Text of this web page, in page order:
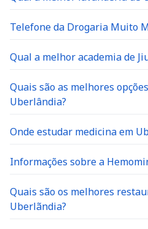
Telefone da Drogaria Muito
Qual a melhor academia de
Quais são as melhores
Uberlândia?
Onde estudar medicina em
Informações sobre a
Quais são os melhores
Uberlãndia?